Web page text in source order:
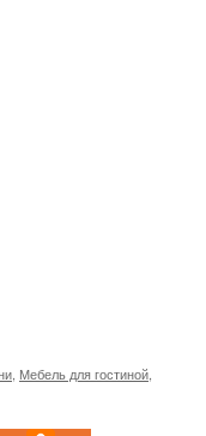
Мебель для гостиной